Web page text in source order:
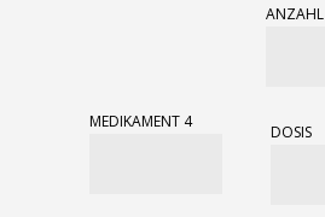
MEDIKAMENT 4
ANZAHL
DOSIS